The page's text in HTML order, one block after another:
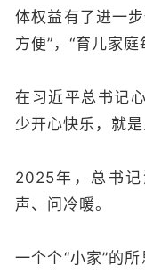
体权益有了进一
方便”，“育儿家
在习近平总书记
少开心快乐，就
2025年，总书
声、问冷暖。
一个个“小家”的